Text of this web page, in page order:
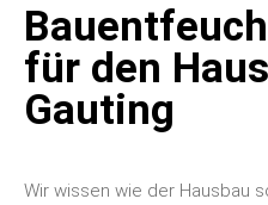
für den
Gauting
Wir wissen wie der Hausbau